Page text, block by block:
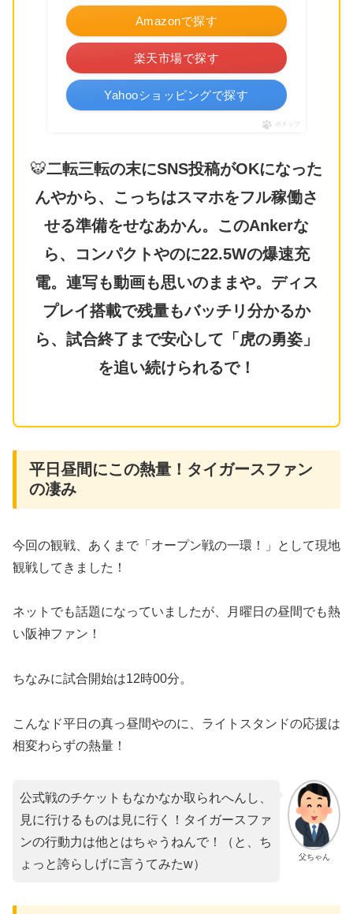
Amazonで探す
楽天市場で探す
Yahooショッピングで探す
ポチップ
🐯二転三転の末にSNS投稿がOKになった
んやから、こっちはスマホをフル稼働さ
せる準備をせなあかん。このAnkerな
ら、コンパクトやのに22.5Wの爆速充
電。連写も動画も思いのままや。ディス
プレイ搭載で残量もバッチリ分かるか
ら、試合終了まで安心して「虎の勇姿」
を追い続けられるで！
平日昼間にこの熱量！タイガースファン
の凄み
今回の観戦、あくまで「オープン戦の一環！」として現地
観戦してきました！
ネットでも話題になっていましたが、月曜日の昼間でも熱
い阪神ファン！
​ちなみに試合開始は12時00分。
こんなド平日の真っ昼間やのに、ライトスタンドの応援は
相変わらずの熱量！
父ちゃん
公式戦のチケットもなかなか取られへんし、
見に行けるものは見に行く！タイガースファ
ンの行動力は他とはちゃうねんで！（と、ち
ょっと誇らしげに言うてみたw）